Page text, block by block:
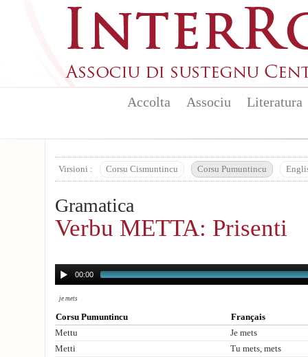
Accolta Associu Literatura
Virsioni : Corsu Cismuntincu Corsu Pumuntincu
Gramatica
Verbu METTA: Prisenti
00:00
je mets
Corsu Pumuntincu
Français
Mettu
Je mets
Metti
Tu mets, mets